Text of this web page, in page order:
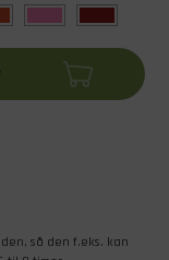
så den f.eks. kan